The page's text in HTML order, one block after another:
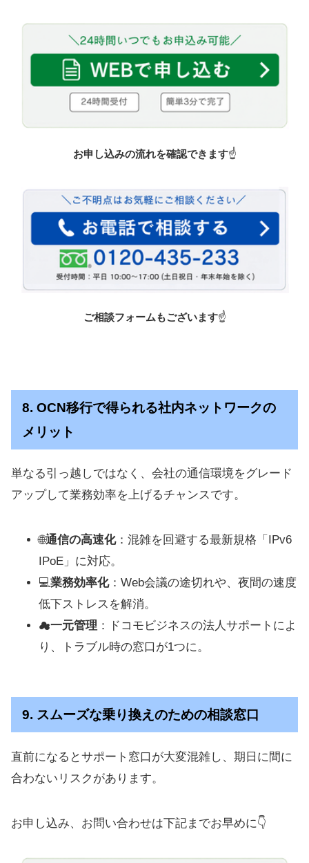
お申し込みの流れを確認できます☝️
ご相談フォームもございます☝️
8. OCN移行で得られる社内ネットワークの
メリット
単なる引っ越しではなく、会社の通信環境をグレード
アップして業務効率を上げるチャンスです。
🌐通信の高速化：混雑を回避する最新規格「IPv6
IPoE」に対応。
💻業務効率化：Web会議の途切れや、夜間の速度
低下ストレスを解消。
☁一元管理 ：ドコモビジネスの法人サポートによ
り、トラブル時の窓口が1つに。
9. スムーズな乗り換えのための相談窓口
直前になるとサポート窓口が大変混雑し、期日に間に
合わないリスクがあります。
お申し込み、お問い合わせは下記までお早めに👇